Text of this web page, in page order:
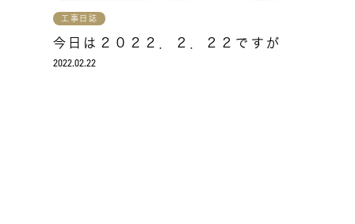
工事日誌
今日は２０２２．２．２２ですが
2022.02.22